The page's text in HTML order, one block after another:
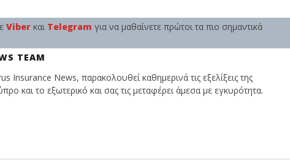
Viberκαι Telegram για να μαθαίνετε πρώτοι τα πιο σημαντικά
TEAM
Insurance News, παρακολουθεί καθημερινά τις εξελίξεις της
και το εξωτερικό και σας τις μεταφέρει άμεσα με εγκυρότητα.